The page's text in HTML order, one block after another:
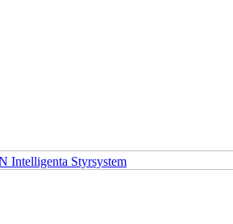
Intelligenta Styrsystem